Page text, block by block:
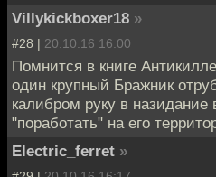
Villykickboxer18 »
#28 | 20.10.16 16:00
Помнится в книге
один крупный Бражник
калибром руку в
"поработать" на его
Electric_ferret »